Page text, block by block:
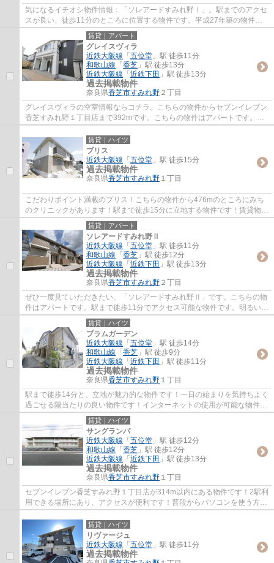
気になるイチオシ物件情報：「ソレアードすみれ野Ⅰ」。駅までのアクセ
スが良い、徒歩11分のところに位置する物件です。平成27年築の物件で
す。お客様のご希望の物件をご提供できるよう...
賃貸｜アパート
グレイスヴィラ
近鉄大阪線 「 五位堂 」駅 徒歩11分
和歌山線 「 香芝 」駅 徒歩13分
近鉄大阪線 「 近鉄下田 」駅 徒歩13分
過去掲載物件
奈良県香芝市すみれ野 ２丁目
グレイスヴィラの空室情報ならコチラ。こちらの物件からセブンイレブン
香芝すみれ野１丁目店まで392mです。こちらの物件はアパートです。最
上階のアパートです。当社は香芝市エリアに...
賃貸｜ハイツ
ブリス
近鉄大阪線 「 五位堂 」駅 徒歩15分
過去掲載物件
奈良県香芝市すみれ野 １丁目
こだわりポイント満載のブリス！こちらの物件から476mのところにみち
のクリニックがあります！駅まで徒歩15分に立地する物件です！賃貸物件
のことでお悩みの方、当社がその悩みを解消...
賃貸｜アパート
ソレアードすみれ野Ⅱ
近鉄大阪線 「 五位堂 」駅 徒歩11分
和歌山線 「 香芝 」駅 徒歩12分
近鉄大阪線 「 近鉄下田 」駅 徒歩13分
過去掲載物件
奈良県香芝市すみれ野 ２丁目
ぜひ一度見ていただきたい、「ソレアードすみれ野Ⅱ」です。こちらの物
件はアパートです。駅まで徒歩11分でアクセス可能な物件です。明るい室
内環境のあるアパートです。いち早くご希望...
賃貸｜ハイツ
プラムガーデン
近鉄大阪線 「 五位堂 」駅 徒歩14分
和歌山線 「 香芝 」駅 徒歩9分
近鉄大阪線 「 近鉄下田 」駅 徒歩11分
過去掲載物件
奈良県香芝市すみれ野 １丁目
駅まで徒歩14分と、立地が魅力的な物件です！一日の始まりを気持ちよく
過ごせる陽当たりの良い物件です！インターネットの使用が可能な物件で
す！香芝市エリアにある賃貸情報のことな...
賃貸｜ハイツ
サングランパ
近鉄大阪線 「 五位堂 」駅 徒歩12分
和歌山線 「 香芝 」駅 徒歩12分
近鉄大阪線 「 近鉄下田 」駅 徒歩13分
過去掲載物件
奈良県香芝市すみれ野 １丁目
セブンイレブン香芝すみれ野１丁目店が314m以内にある物件です！2駅利
用できる場所にあり、アクセスが便利です！普段からパソコンを使う方に
オススメ物件、ネット回線導入済み！物件を...
賃貸｜ハイツ
リヴァージュ
近鉄大阪線 「 五位堂 」駅 徒歩11分
過去掲載物件